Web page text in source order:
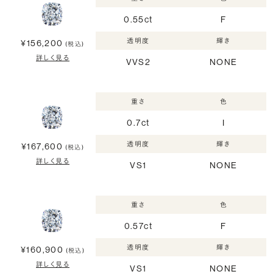
¥156,200 (税込)
詳しく見る
0.55ct F
透明度
VVS2
輝き
NONE
¥167,600 (税込)
詳しく見る
重さ
0.7ct
色
I
透明度
VS1
輝き
NONE
¥160,900 (税込)
詳しく見る
重さ
0.57ct
色
F
透明度
VS1
輝き
NONE